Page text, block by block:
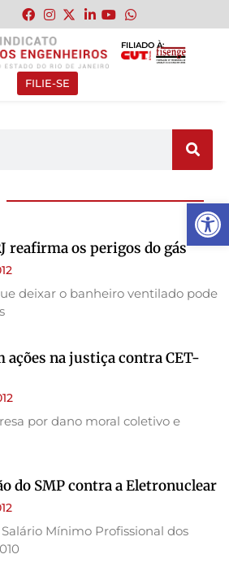
Abrir
FILIADO À:
FILIE-SE
reafirma os perigos do gás
deixar o banheiro ventilado pode
ações na justiça contra CET-
por dano moral coletivo e
do SMP contra a Eletronuclear
Mínimo Profissional dos